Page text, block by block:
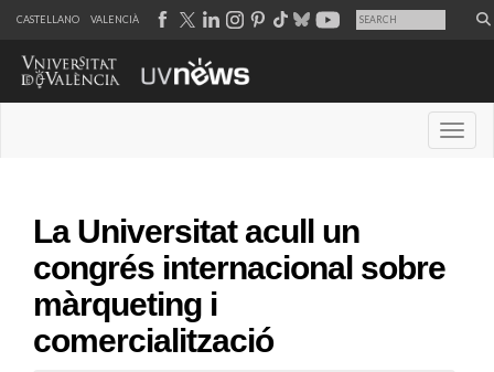
CASTELLANO VALENCIÀ
La Universitat acull un
congrés internacional sobre
màrqueting i
comercialització